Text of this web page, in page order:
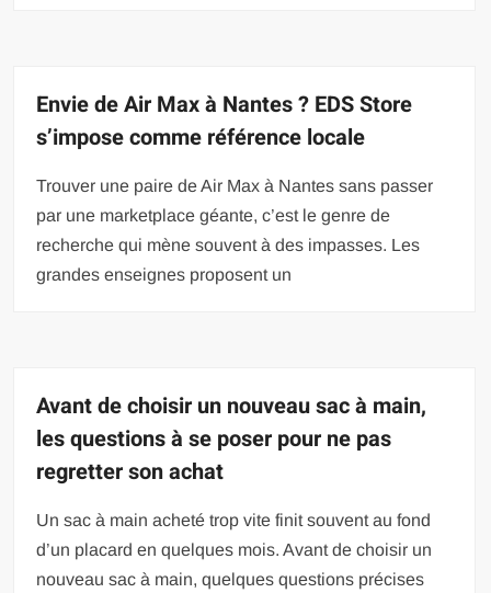
Envie de Air Max à Nantes ? EDS Store
s’impose comme référence locale
Trouver une paire de Air Max à Nantes sans passer
par une marketplace géante, c’est le genre de
recherche qui mène souvent à des impasses. Les
grandes enseignes proposent un
Avant de choisir un nouveau sac à main,
les questions à se poser pour ne pas
regretter son achat
Un sac à main acheté trop vite finit souvent au fond
d’un placard en quelques mois. Avant de choisir un
nouveau sac à main, quelques questions précises